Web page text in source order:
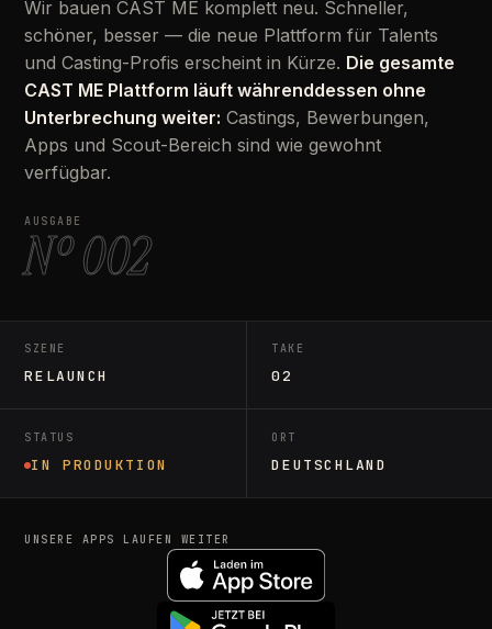
Wir bauen CAST ME komplett neu. Schneller,
schöner, besser — die neue Plattform für Talents
und Casting-Profis erscheint in Kürze. Die gesamte
CAST ME Plattform läuft währenddessen ohne
Unterbrechung weiter: Castings, Bewerbungen,
Apps und Scout-Bereich sind wie gewohnt
verfügbar.
AUSGABE
Nº 002
SZENE
RELAUNCH
TAKE
02
STATUS
IN PRODUKTION
ORT
DEUTSCHLAND
UNSERE APPS LAUFEN WEITER